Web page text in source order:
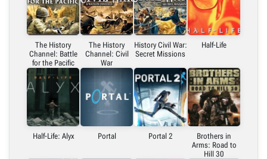
The History
Channel: Battle
for the Pacific
The History
Channel: Civil
War
History Civil War:
Secret Missions
Half-Life
Half-Life: Alyx Portal Portal 2
Brothers in
Arms: Road to
Hill 30